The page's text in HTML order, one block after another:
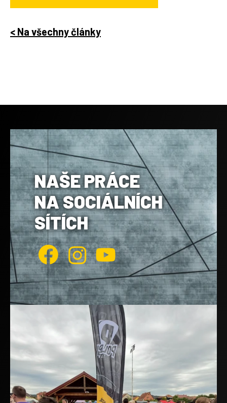
< Na všechny články
NAŠE PRÁCE
NA SOCIÁLNÍCH
SÍTÍCH